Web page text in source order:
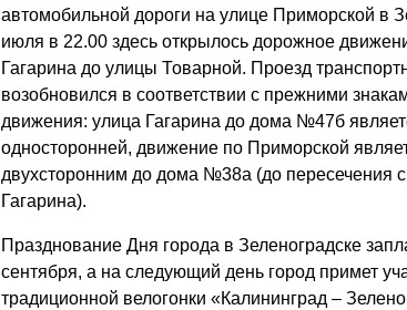
автомобильной дороги на улице Приморской в
июля в 22.00 здесь открылось дорожное
Гагарина до улицы Товарной. Проезд
возобновился в соответствии с прежними
движения: улица Гагарина до дома №47б
односторонней, движение по Приморской
двухсторонним до дома №38а (до пересечения
Гагарина).
Празднование Дня города в Зеленоградске
сентября, а на следующий день город примет
традиционной велогонки «Калининград –